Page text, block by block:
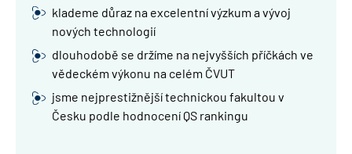
klademe důraz na excelentní výzkum a vývoj
nových technologií
dlouhodobě se držíme na nejvyšších příčkách ve
vědeckém výkonu na celém ČVUT
jsme nejprestižnější technickou fakultou v
Česku podle hodnocení QS rankingu